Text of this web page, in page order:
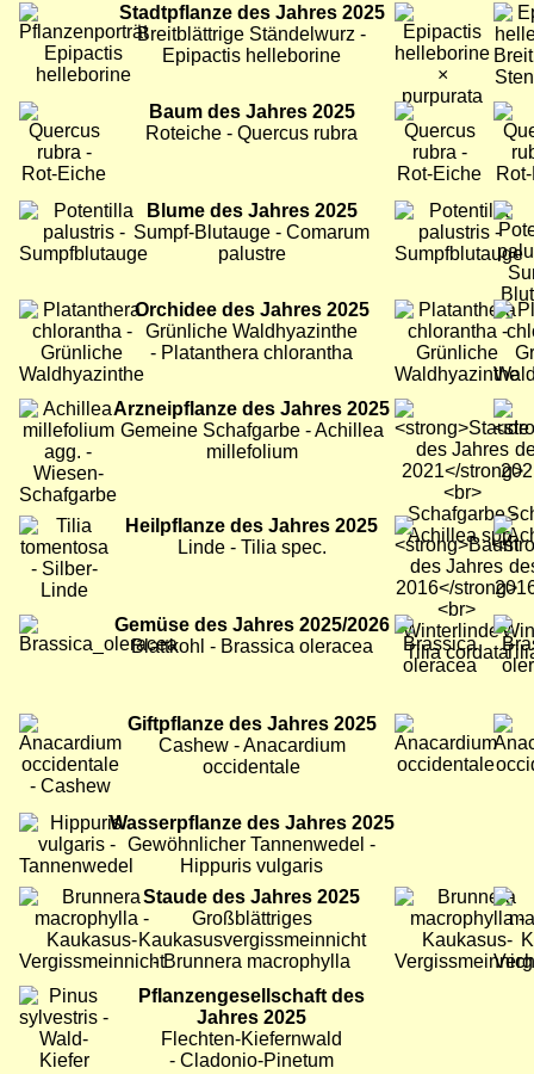
Bild
Stadtpflanze des Jahres 2025
Breitblättrige Ständelwurz -
Epipactis helleborine
Bild Bild
Bild
Baum des Jahres 2025
Roteiche - Quercus rubra
Bild Bild
Bild
Blume des Jahres 2025
Sumpf-Blutauge - Comarum
palustre
Bild Bild
Bild
Orchidee des Jahres 2025
Grünliche Waldhyazinthe
- Platanthera chlorantha
Bild Bild
Bild
Arzneipflanze des Jahres 2025
Gemeine Schafgarbe - Achillea
millefolium
Bild Bild
Bild
Heilpflanze des Jahres 2025
Linde - Tilia spec.
Bild Bild
Bild
Gemüse des Jahres 2025/2026
Blattkohl - Brassica oleracea
Bild Bild
Bild
Giftpflanze des Jahres 2025
Cashew - Anacardium
occidentale
Bild Bild
Bild
Wasserpflanze des Jahres 2025
Gewöhnlicher Tannenwedel -
Hippuris vulgaris
Bild
Staude des Jahres 2025
Großblättriges
Kaukasusvergissmeinnicht
- Brunnera macrophylla
Bild Bild
Bild
Pflanzengesellschaft des
Jahres 2025
Flechten-Kiefernwald
- Cladonio-Pinetum